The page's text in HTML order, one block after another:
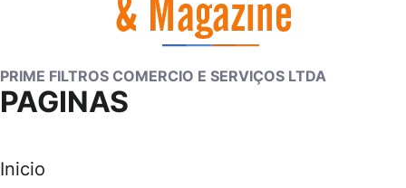
PRIME FILTROS COMERCIO E SERVIÇOS LTDA
PAGINAS
Inicio